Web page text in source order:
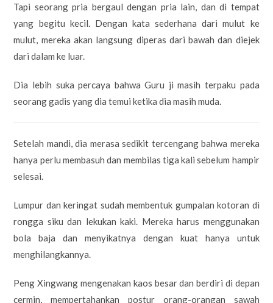
Tapi seorang pria bergaul dengan pria lain, dan di tempat
yang begitu kecil. Dengan kata sederhana dari mulut ke
mulut, mereka akan langsung diperas dari bawah dan diejek
dari dalam ke luar.
Dia lebih suka percaya bahwa Guru ji masih terpaku pada
seorang gadis yang dia temui ketika dia masih muda.
Setelah mandi, dia merasa sedikit tercengang bahwa mereka
hanya perlu membasuh dan membilas tiga kali sebelum hampir
selesai.
Lumpur dan keringat sudah membentuk gumpalan kotoran di
rongga siku dan lekukan kaki. Mereka harus menggunakan
bola baja dan menyikatnya dengan kuat hanya untuk
menghilangkannya.
Peng Xingwang mengenakan kaos besar dan berdiri di depan
cermin, mempertahankan postur orang-orangan sawah